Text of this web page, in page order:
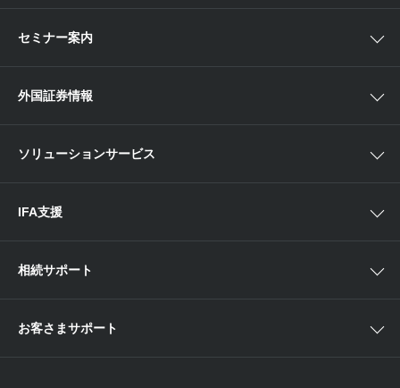
ETF・ETN・REIT
ラップサービス
新商品情報
各種お手続き
便利なサービス
当社サービスのご利用にあたって
近畿
セミナー案内
外国証券情報
ソリューションサービス
IFA支援
相続サポート
お客さまサポート